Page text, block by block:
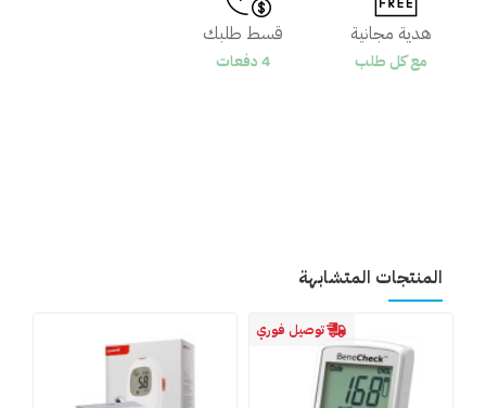
هدية مجانية
مع كل طلب
قسط طلبك
4 دفعات
المنتجات المتشابهة
توصيل فوري